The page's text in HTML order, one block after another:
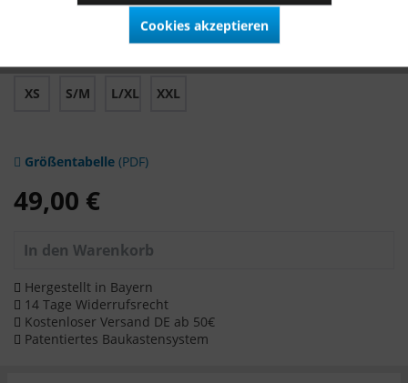
hergestellt.
XS
S/M L/XL XXL
Größentabelle (PDF)
49,00 €
In den Warenkorb
Hergestellt in Bayern
14 Tage Widerrufsrecht
Kostenloser Versand DE ab 50€
Patentiertes Baukastensystem
Cookies akzeptieren